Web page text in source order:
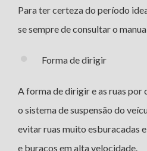
Para ter certeza do período
se sempre de consultar o
Forma de dirigir
A forma de dirigir e as ruas por
o sistema de suspensão do
evitar ruas muito esburacadas
e buracos em alta velocidade.